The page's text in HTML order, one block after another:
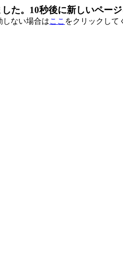
た。10秒後に新しいペー
しない場合はここ をクリックして